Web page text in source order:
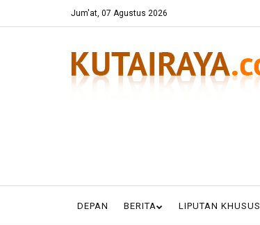
Jum'at, 07 Agustus 2026
DEPAN BERITA LIPUTAN KHUSUS